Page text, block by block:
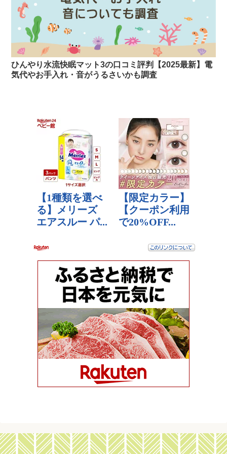
ひんやり水流快眠マット3の口コミ評判【2025最新】電
気代やお手入れ・音がうるさいかも調査